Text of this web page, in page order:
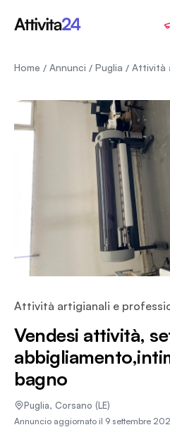
Home / Annunci / Puglia /
Attività artigianali e
Vendesi attività,
bagno
Puglia, Corsano (LE)
Annuncio aggiornato il 9 settembre